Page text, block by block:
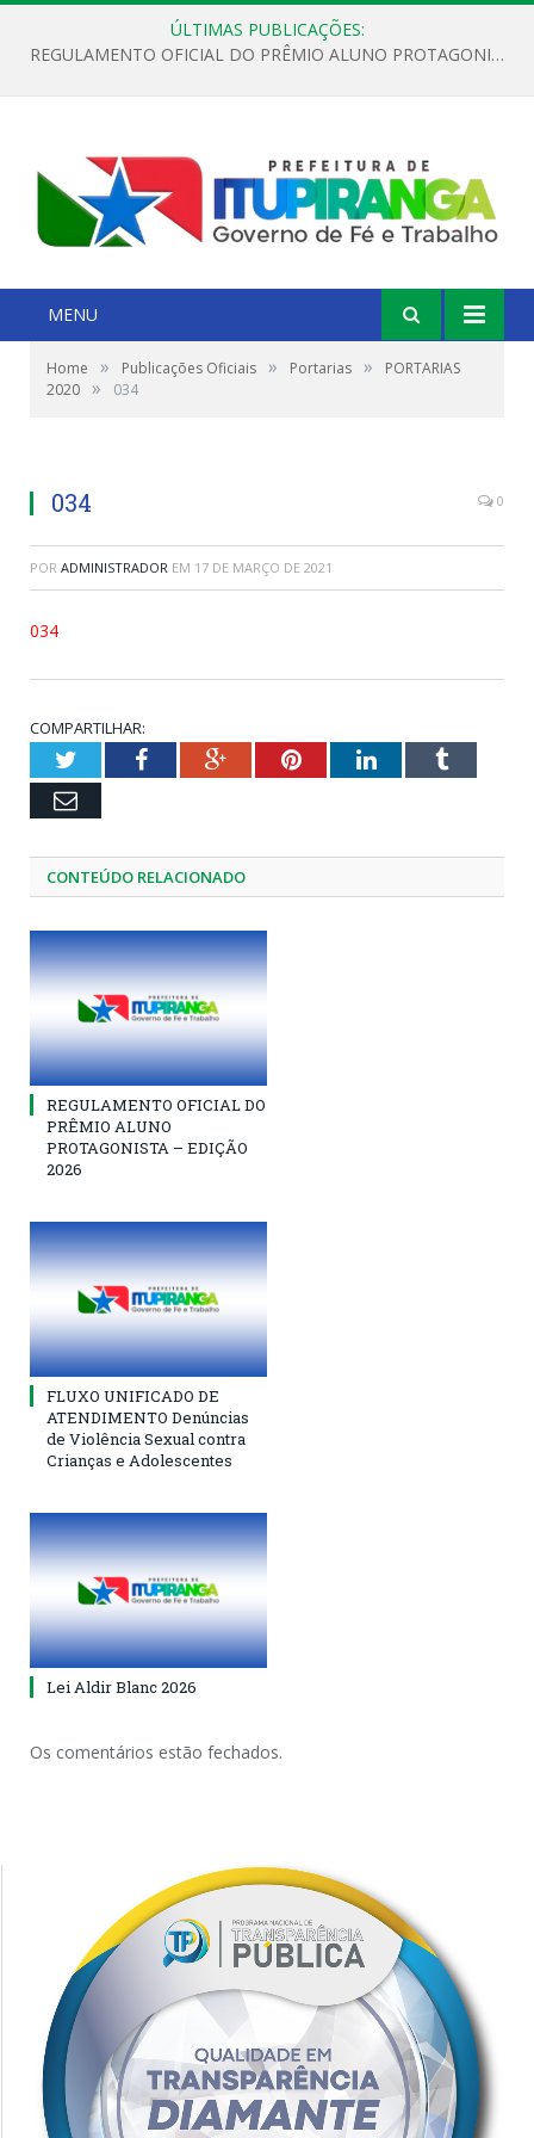
ÚLTIMAS PUBLICAÇÕES:
REGULAMENTO OFICIAL DO PRÊMIO ALUNO PROTAGONISTA – EDIÇÃO 2026
MENU
Home » Publicações Oficiais » Portarias »
PORTARIAS
2020 » 034
034 0
POR ADMINISTRADOR EM 17 DE MARÇO DE 2021
034
COMPARTILHAR:
TwitterFacebookGoogle+PinterestLinkedInTumblr
Email
CONTEÚDO RELACIONADO
REGULAMENTO OFICIAL DO
PRÊMIO ALUNO
PROTAGONISTA – EDIÇÃO
2026
FLUXO UNIFICADO DE
ATENDIMENTO Denúncias
de Violência Sexual contra
Crianças e Adolescentes
Lei Aldir Blanc 2026
Os comentários estão fechados.